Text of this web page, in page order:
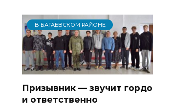
В БАГАЕВСКОМ РАЙОНЕ
Призывник — звучит гордо
и ответственно